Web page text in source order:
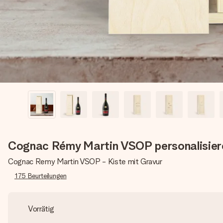
Cognac Rémy Martin VSOP
Cognac Remy Martin VSOP - Kiste mit Gravur
175 Beurteilungen
Vorrätig